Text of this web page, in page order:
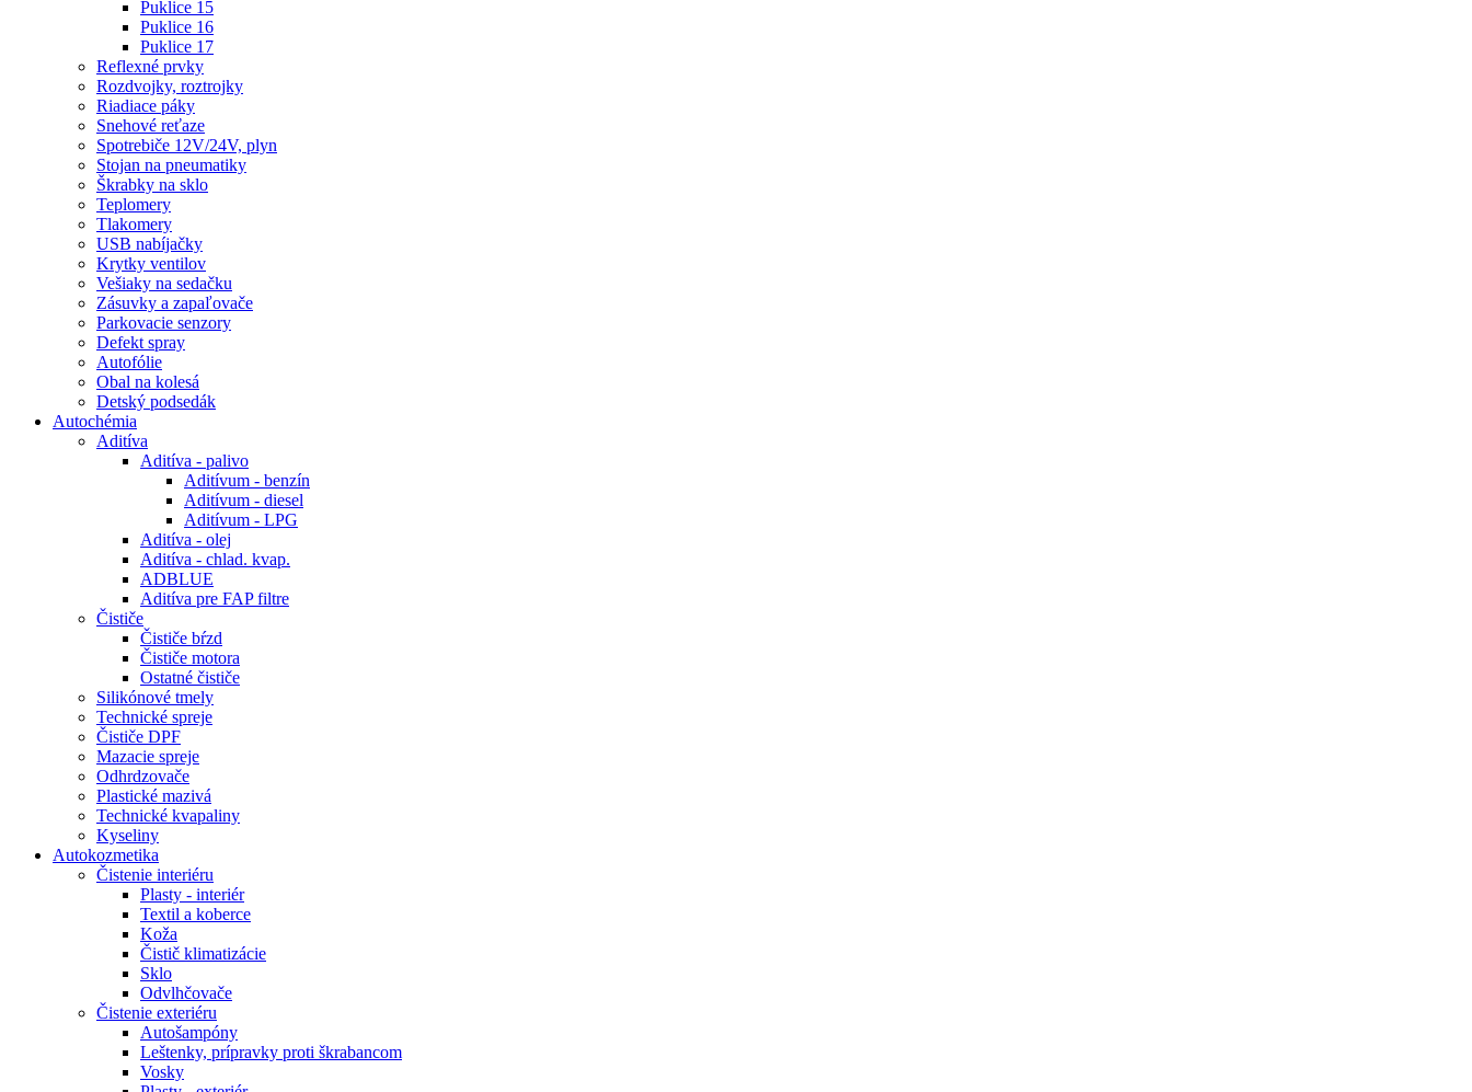
Puklice 15
Puklice 16
Puklice 17
Reflexné prvky
Rozdvojky, roztrojky
Riadiace páky
Snehové reťaze
Spotrebiče 12V/24V, plyn
Stojan na pneumatiky
Škrabky na sklo
Teplomery
Tlakomery
USB nabíjačky
Krytky ventilov
Vešiaky na sedačku
Zásuvky a zapaľovače
Parkovacie senzory
Defekt spray
Autofólie
Obal na kolesá
Detský podsedák
Autochémia
Aditíva
Aditíva - palivo
Aditívum - benzín
Aditívum - diesel
Aditívum - LPG
Aditíva - olej
Aditíva - chlad. kvap.
ADBLUE
Aditíva pre FAP filtre
Čističe
Čističe bŕzd
Čističe motora
Ostatné čističe
Silikónové tmely
Technické spreje
Čističe DPF
Mazacie spreje
Odhrdzovače
Plastické mazivá
Technické kvapaliny
Kyseliny
Autokozmetika
Čistenie interiéru
Plasty - interiér
Textil a koberce
Koža
Čistič klimatizácie
Sklo
Odvlhčovače
Čistenie exteriéru
Autošampóny
Leštenky, prípravky proti škrabancom
Vosky